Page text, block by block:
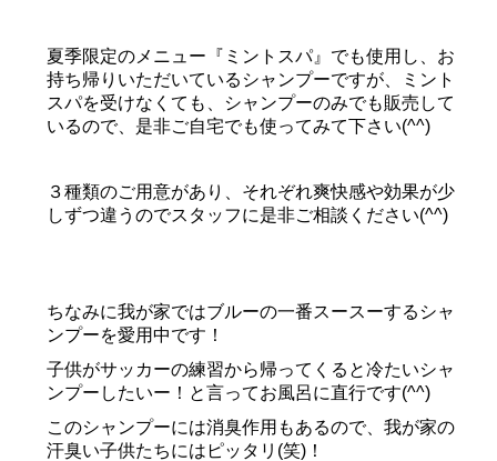
夏季限定のメニュー『ミントスパ』でも使用し、お
持ち帰りいただいているシャンプーですが、ミント
スパを受けなくても、シャンプーのみでも販売して
いるので、是非ご自宅でも使ってみて下さい(^^)
３種類のご用意があり、それぞれ爽快感や効果が少
しずつ違うのでスタッフに是非ご相談ください(^^)
ちなみに我が家ではブルーの一番スースーするシャ
ンプーを愛用中です！
子供がサッカーの練習から帰ってくると冷たいシャ
ンプーしたいー！と言ってお風呂に直行です(^^)
このシャンプーには消臭作用もあるので、我が家の
汗臭い子供たちにはピッタリ(笑)！